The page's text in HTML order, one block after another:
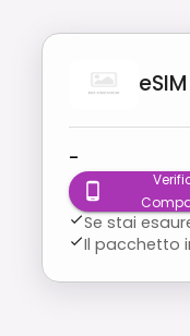
eSIM
-
Se stai
Il pacchetto